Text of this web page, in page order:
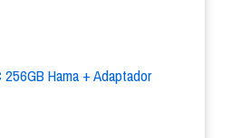
Hama + Adaptador